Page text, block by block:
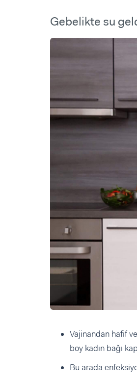
Gebelikte su
Vajinandan hafif
boy kadın bağı
Bu arada